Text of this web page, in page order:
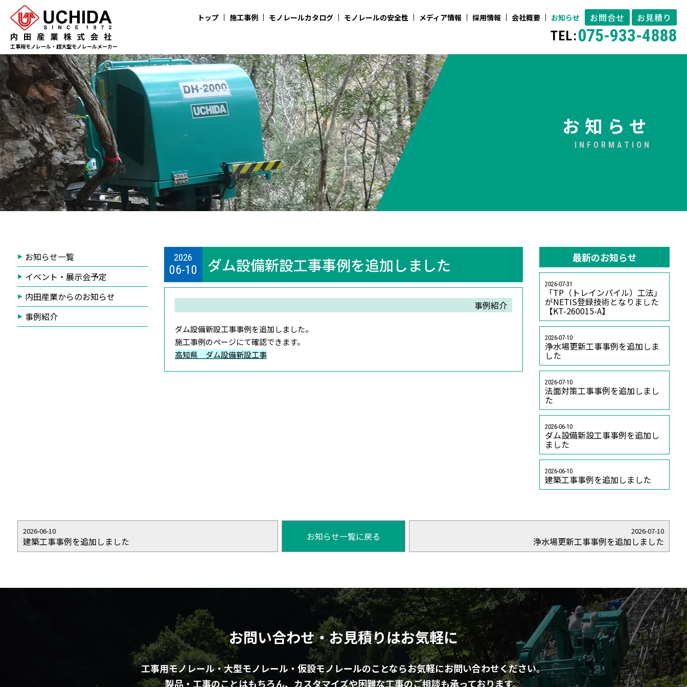
工事用モノレール・超大型モノレールメーカー
トップ 施工事例 モノレールカタログ モノレールの安全性 メディア情報 採用情報 会社概要 お知らせ お問合せ お見積り
TEL:075-933-4888
お知らせ
INFORMATION
お知らせ一覧
イベント・展示会予定
内田産業からのお知らせ
事例紹介
2026
06-10 ダム設備新設工事事例を追加しました
事例紹介
ダム設備新設工事事例を追加しました。
施工事例のページにて確認できます。
高知県 ダム設備新設工事
最新のお知らせ
2026-07-31
「TP（トレインパイル）工法」
がNETIS登録技術となりました
【KT-260015-A】
2026-07-10
浄水場更新工事事例を追加しま
した
2026-07-10
法面対策工事事例を追加しまし
た
2026-06-10
ダム設備新設工事事例を追加し
ました
2026-06-10
建築工事事例を追加しました
2026-06-10
建築工事事例を追加しました お知らせ一覧に戻る 2026-07-10
浄水場更新工事事例を追加しました
お問い合わせ・お見積りはお気軽に
工事用モノレール・大型モノレール・仮設モノレールのことならお気軽にお問い合わせください。
製品・工事のことはもちろん、カスタマイズや困難な工事のご相談も承っております。